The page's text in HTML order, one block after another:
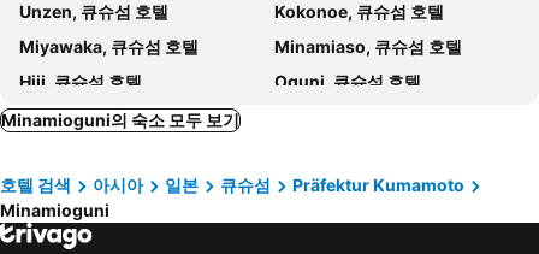
Unzen, 큐슈섬 호텔
Kokonoe, 큐슈섬 호텔
Miyawaka, 큐슈섬 호텔
Minamiaso, 큐슈섬 호텔
Hiji, 큐슈섬 호텔
Oguni, 큐슈섬 호텔
Kurume, 큐슈섬 호텔
Yukuhashi, 큐슈섬 호텔
Ukiha, 큐슈섬 호텔
Taketa, 큐슈섬 호텔
Yamaga, 큐슈섬 호텔
Minamioguni의 숙소 모두 보기
호텔 검색 아시아 일본 큐슈섬
Präfektur Kumamoto
Minamioguni